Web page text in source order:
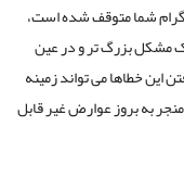
شما متوقف شده است،
مشکل بزرگ تر و در عین
این خطاها می تواند زمینه
به بروز عوارض غیر قابل